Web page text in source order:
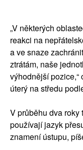
„V některých
reakci na
a ve snaze
ztrátám, naše
výhodnější
úterý na středu
V průběhu dva
používají jazyk
znamení ústupu,